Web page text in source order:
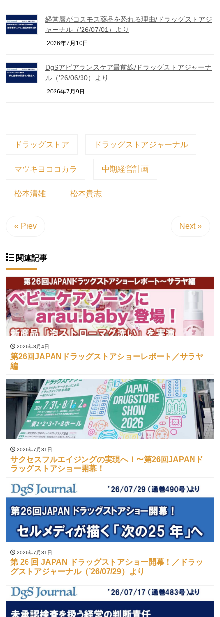
経営層がコスモス薬品を恐れる理由/ドラッグストアジ
ャーナル（’26/07/01）より
2026年7月10日
DgSアピアランスケア最前線/ドラッグストアジャーナ
ル（’26/06/30）より
2026年7月9日
ドラッグストア ドラッグストアジャーナル
マツキヨココカラ 中期経営計画
松本清雄 松本貴志
« Prev Next »
関連記事
2026年8月4日
第26回JAPANドラッグストアショーレポート／サラヤ
編
2026年7月31日
サクセスフルエイジングの実現へ！〜第26回JAPANド
ラッグストアショー開幕！
2026年7月31日
第 26 回 JAPAN ドラッグストアショー開幕！／ドラッ
グストアジャーナル（’26/07/29）より